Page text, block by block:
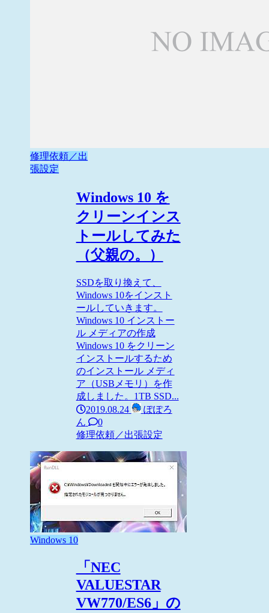
修理依頼／出
張設定
Windows 10 を
クリーンインス
トールしてみた
（父親の。）
SSDを取り換えて、
Windows 10をインスト
ールしていきます。
Windows 10 インストー
ル メディアの作成
Windows 10 をクリーン
インストールするため
のインストール メディ
ア（USBメモリ）を作
成しました。1TB SSD...
2019.08.24
ぽぽろ
ん
0
修理依頼／出張設定
Windows 10
「NEC
VALUESTAR
VW770/ES6」の